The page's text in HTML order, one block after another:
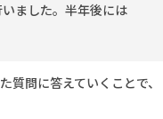
ました。半年後には
質問に答えていくことで、